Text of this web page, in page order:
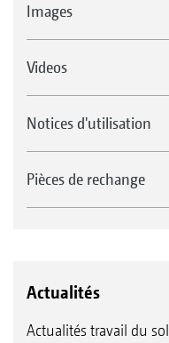
Images
Videos
Notices d'utilisation
Pièces de rechange
Actualités
Actualités travail du sol